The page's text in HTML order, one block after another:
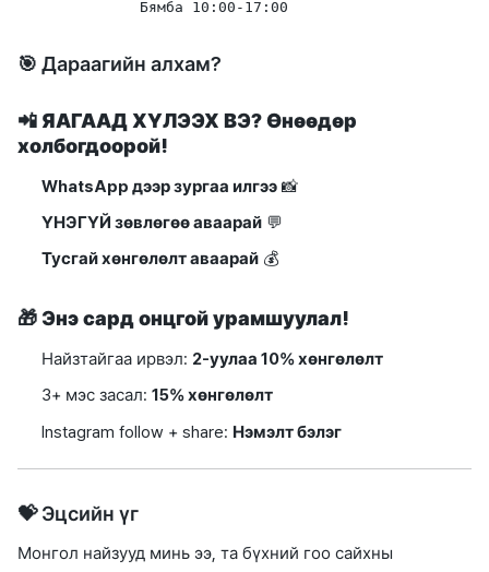
🎯 Дараагийн алхам?
📲 ЯАГААД ХҮЛЭЭХ ВЭ? Өнөөдөр
холбогдоорой!
WhatsApp дээр зургаа илгээ 📸
ҮНЭГҮЙ зөвлөгөө аваарай 💬
Тусгай хөнгөлөлт аваарай 💰
🎁 Энэ сард онцгой урамшуулал!
Найзтайгаа ирвэл: 2-уулаа 10% хөнгөлөлт
3+ мэс засал:15% хөнгөлөлт
Instagram follow + share: Нэмэлт бэлэг
💝 Эцсийн үг
Монгол найзууд минь ээ, та бүхний гоо сайхны